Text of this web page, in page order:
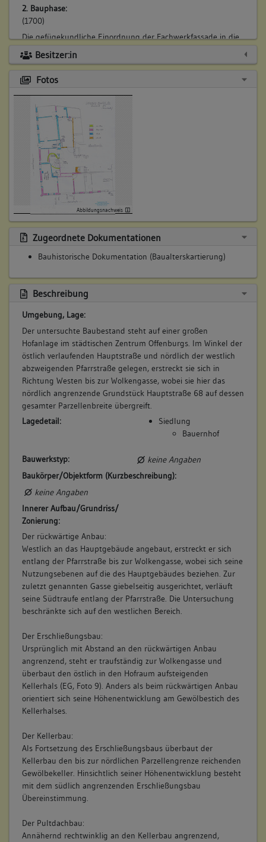
2. Bauphase:
(1700)
Die gefügekundliche Einordnung der Fachwerkfassade in die
Jahrzehnte um 1700 (gk/i), wird durch eine inschriftliche
Datierung am hofseitigen Giebeleingang unterstrichen.
Betroffene Gebäudeteile:
keine
3. Bauphase:
(1710)
Erschlossen wird die Hofanlage über ein großes
Einfahrtsportal an der Pfarrstraße. Durch die inschriftliche
Datierung im Schlussstein des Gewölbescheitels ist es in das
Jahr 1710 zu datieren.
Betroffene Gebäudeteile:
Hofreite
4. Bauphase:
(1710)
verstärkten Sparrendach abgezimmert, datiert das Dachwerk
des Erschließungsbaus in die Jahre um 1710(d).
Betroffene Gebäudeteile:
Dachgeschoss(e)
5. Bauphase:
(1850 - 1899)
zweite Hälfte des 19. Jahrhunderts. In diese Zeit ist wohl auch
die gassenseitige Massivwand im Erdgeschoss mit seiner
Fensteraufreihung, der zugehörigen Erschließung und das
Treppenhaus einzuordnen.
Betroffene Gebäudeteile:
keine
6. Bauphase:
(1880 - 1899)
Erste größere Veränderungen erfährt der Baubestand im
späten 19. Jahrhundert, als die mehrheitlich als Lagerbauten
genutzten Gebäude über den erweiterten Erschließungsbau
Betroffene Gebäudeteile:
keine
Besitzer:in
Fotos
Abbildungsnachweis
Zugeordnete Dokumentationen
Bauhistorische Dokumentation (Baualterskartierung)
Beschreibung
Umgebung, Lage:
Der untersuchte Baubestand steht auf einer großen
Hofanlage im städtischen Zentrum Offenburgs. Im Winkel der
östlich verlaufenden Hauptstraße und nördlich der westlich
abzweigenden Pfarrstraße gelegen, erstreckt sie sich in
Richtung Westen bis zur Wolkengasse, wobei sie hier das
nördlich angrenzende Grundstück Hauptstraße 68 auf dessen
gesamter Parzellenbreite übergreift.
Lagedetail:
Siedlung
Bauernhof
Bauwerkstyp:
keine Angaben
Baukörper/Objektform (Kurzbeschreibung):
keine Angaben
Innerer Aufbau/Grundriss/
Zonierung:
Der rückwärtige Anbau:
Westlich an das Hauptgebäude angebaut, erstreckt er sich
entlang der Pfarrstraße bis zur Wolkengasse, wobei sich seine
Nutzungsebenen auf die des Hauptgebäudes beziehen. Zur
zuletzt genannten Gasse giebelseitig ausgerichtet, verläuft
seine Südtraufe entlang der Pfarrstraße. Die Untersuchung
beschränkte sich auf den westlichen Bereich.
Der Erschließungsbau:
Ursprünglich mit Abstand an den rückwärtigen Anbau
angrenzend, steht er traufständig zur Wolkengasse und
überbaut den östlich in den Hofraum aufsteigenden
Kellerhals (EG, Foto 9). Anders als beim rückwärtigen Anbau
orientiert sich seine Höhenentwicklung am Gewölbestich des
Kellerhalses.
Der Kellerbau:
Als Fortsetzung des Erschließungsbaus überbaut der
Kellerbau den bis zur nördlichen Parzellengrenze reichenden
Gewölbekeller. Hinsichtlich seiner Höhenentwicklung besteht
mit dem südlich angrenzenden Erschließungsbau
Übereinstimmung.
Der Pultdachbau:
Annähernd rechtwinklig an den Kellerbau angrenzend,